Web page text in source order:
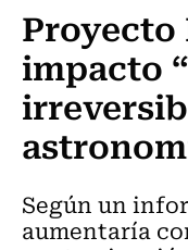
Proyecto
impacto
Según un
aumentaría